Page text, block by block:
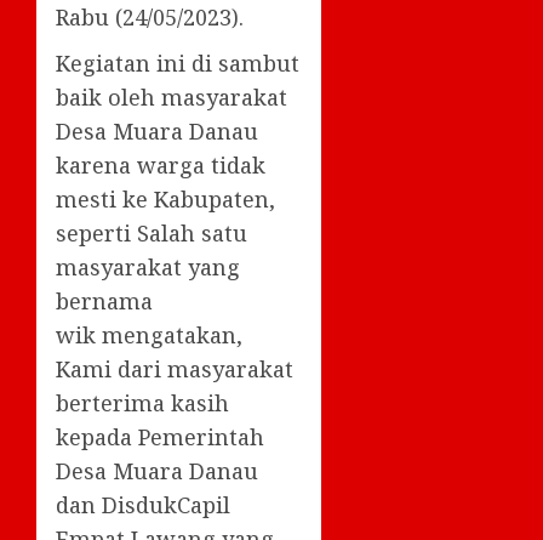
Rabu (24/05/2023).
Kegiatan ini di sambut
baik oleh masyarakat
Desa Muara Danau
karena warga tidak
mesti ke Kabupaten,
seperti Salah satu
masyarakat yang
bernama
wik mengatakan,
Kami dari masyarakat
berterima kasih
kepada Pemerintah
Desa Muara Danau
dan DisdukCapil